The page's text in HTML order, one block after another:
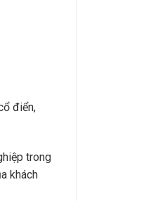
điển,
trong
khách